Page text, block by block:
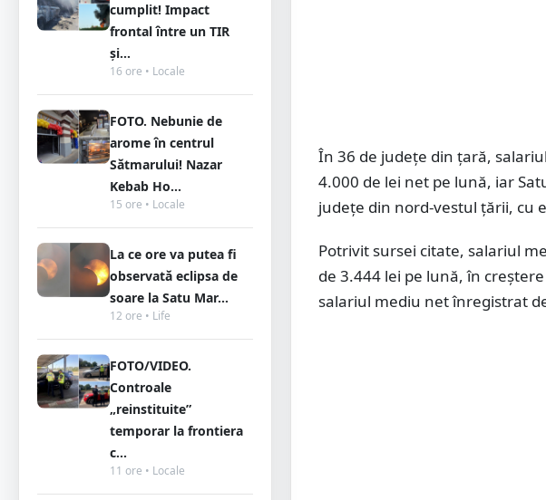
cumplit! Impact
frontal între un TIR
și...
16 ore • Locale
FOTO. Nebunie de
arome în centrul
Sătmarului! Nazar
Kebab Ho...
15 ore • Locale
La ce ore va putea fi
observată eclipsa de
soare la Satu Mar...
12 ore • Life
FOTO/VIDEO.
Controale
„reinstituite”
temporar la frontiera
c...
11 ore • Locale
În 36 de judeţe din țară,
4.000 de lei net pe lună, iar
județe din nord-vestul țării, cu
Potrivit sursei citate, salariul
de 3.444 lei pe lună, în
salariul mediu net înregistrat